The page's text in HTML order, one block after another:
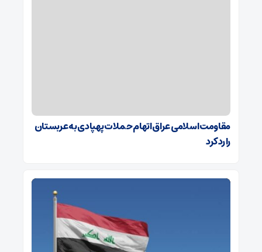
مقاومت اسلامی عراق اتهام حملات پهپادی به عربستان
را رد کرد